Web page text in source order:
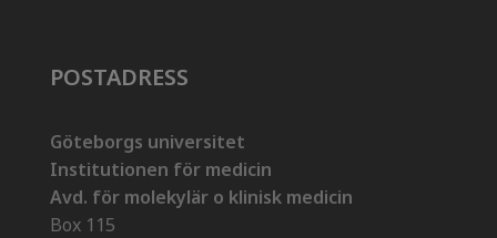
POSTADRESS
Göteborgs universitet
Institutionen för medicin
Avd. för molekylär o klinisk medicin
Box 115